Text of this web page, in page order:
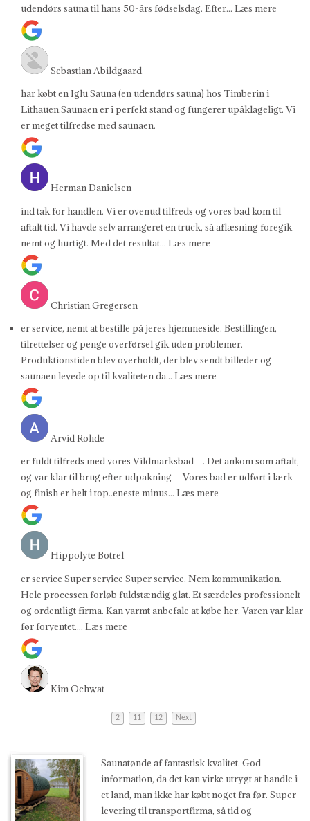
udendørs sauna til hans 50-års fødselsdag. Efter... Læs mere
Sebastian Abildgaard
har købt en Iglu Sauna (en udendørs sauna) hos Timberin i
Lithauen.Saunaen er i perfekt stand og fungerer upåklageligt. Vi
er meget tilfredse med saunaen.
Herman Danielsen
ind tak for handlen. Vi er ovenud tilfreds og vores bad kom til
aftalt tid. Vi havde selv arrangeret en truck, så aflæsning foregik
nemt og hurtigt. Med det resultat... Læs mere
Christian Gregersen
er service, nemt at bestille på jeres hjemmeside. Bestillingen,
tilrettelser og penge overførsel gik uden problemer.
Produktionstiden blev overholdt, der blev sendt billeder og
saunaen levede op til kvaliteten da... Læs mere
Arvid Rohde
er fuldt tilfreds med vores Vildmarksbad…. Det ankom som aftalt,
og var klar til brug efter udpakning… Vores bad er udført i lærk
og finish er helt i top..eneste minus... Læs mere
Hippolyte Botrel
er service Super service Super service. Nem kommunikation.
Hele processen forløb fuldstændig glat. Et særdeles professionelt
og ordentligt firma. Kan varmt anbefale at købe her. Varen var klar
før forventet.... Læs mere
Kim Ochwat
2 11 12 Next
Saunatønde af fantastisk kvalitet. God
information, da det kan virke utrygt at handle i
et land, man ikke har købt noget fra før. Super
levering til transportfirma, så tid og